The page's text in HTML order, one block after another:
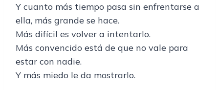
Y cuanto más tiempo pasa sin enfrentarse a
ella, más grande se hace.
Más difícil es volver a intentarlo.
Más convencido está de que no vale para
estar con nadie.
Y más miedo le da mostrarlo.